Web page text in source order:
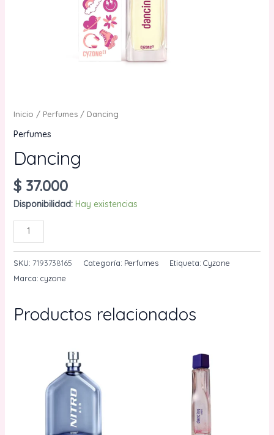
Inicio / Perfumes/ Dancing
Perfumes
Dancing
$37.000
Disponibilidad: Hay existencias
Dancing
cantidad
SKU: 7193738165 Categoría: Perfumes Etiqueta: Cyzone
Marca: cyzone
Productos relacionados